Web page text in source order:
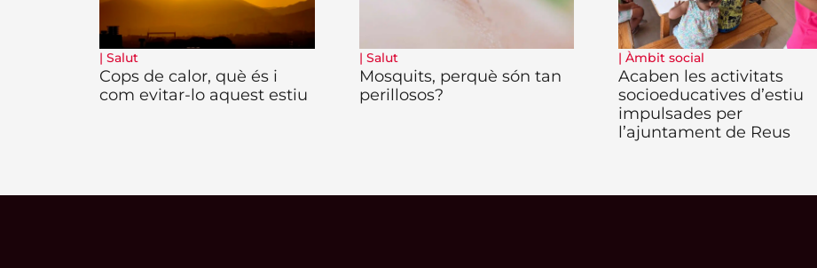
| Salut
Cops de calor, què és i
com evitar-lo aquest estiu
| Salut
Mosquits, perquè són tan
perillosos?
| Àmbit social
Acaben les activitats
socioeducatives d’estiu
impulsades per
l’ajuntament de Reus